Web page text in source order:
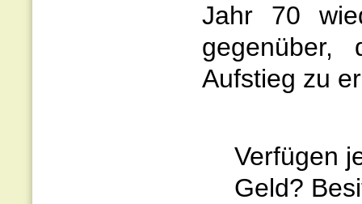
Jahr 70
Aufstieg zu
Verfügen
Geld?